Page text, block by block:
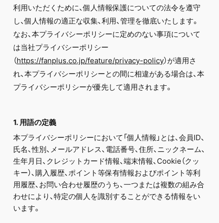
FC NEWS
PHOTO
MOVIE
WEB RADIO
MESSAGE
J-Clip
REPORT
SPECIAL
RELAY BLOG
利用いただくために、個人情報保護についての法令を遵守
し、個人情報の適正な収集、利用、管理を徹底いたします。
なお、本プライバシーポリシーに定めのない事項について
は当社プライバシーポリシー
（https://fanplus.co.jp/feature/privacy-policy）が適用さ
れ、本プライバシーポリシーとの間に相違がある場合は、本
プライバシーポリシーが優先して適用されます。
1. 用語の定義
本プライバシーポリシーにおいて「個人情報」とは、会員ID、
氏名、性別、メールアドレス、電話番号、住所、ニックネーム、
生年月日、クレジットカード情報、端末情報、Cookie（クッ
キー）、購入履歴、ポイント等保有情報およびポイント等利
用履歴、お問い合わせ履歴のうち、一つまたは複数の組み合
わせにより、特定の個人を識別することができる情報をい
います。